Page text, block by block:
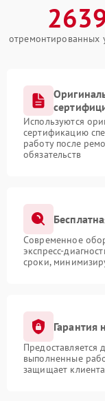
отремонтированных
Используются
сертификацию
работу после
обязательств
Современное
экспресс-
сроки,
Гарантия
Предоставляется
выполненные
защищает